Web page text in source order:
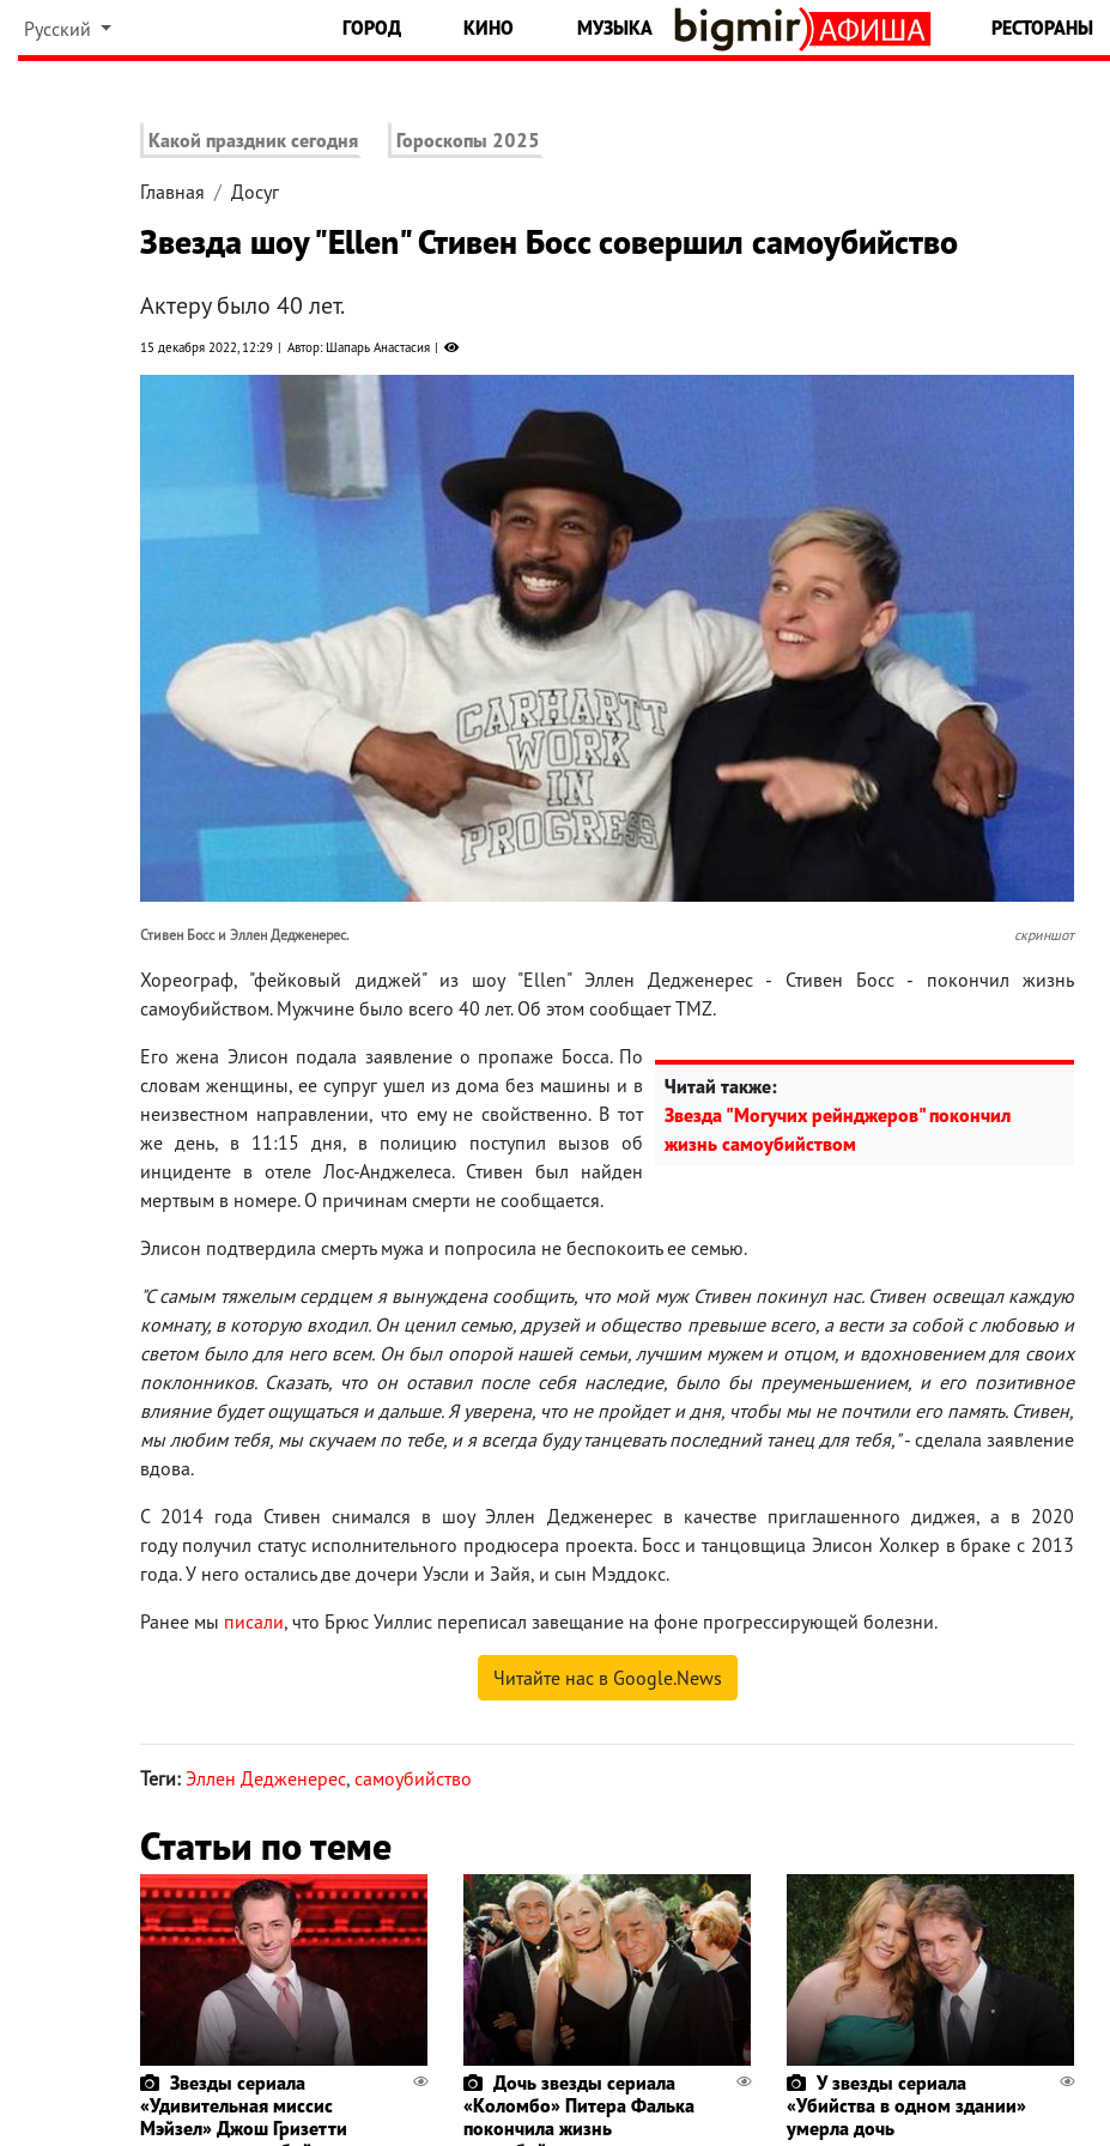
Русский ГОРОД КИНО МУЗЫКА РЕСТОРАНЫ
Какой праздник сегодня Гороскопы 2025
Главная Досуг
Звезда шоу "Ellen" Стивен Босс совершил самоубийство
Актеру было 40 лет.
15 декабря 2022, 12:29 Автор: Шапарь Анастасия
Стивен Босс и Эллен Дедженерес. скриншот
Хореограф, "фейковый диджей" из шоу "Ellen" Эллен Дедженерес - Стивен Босс - покончил жизнь
самоубийством. Мужчине было всего 40 лет. Об этом сообщает TMZ.
Читай также:
Звезда "Могучих рейнджеров" покончил
жизнь самоубийством
Его жена Элисон подала заявление о пропаже Босса. По
словам женщины, ее супруг ушел из дома без машины и в
неизвестном направлении, что ему не свойственно. В тот
же день, в 11:15 дня, в полицию поступил вызов об
инциденте в отеле Лос-Анджелеса. Стивен был найден
мертвым в номере. О причинам смерти не сообщается.
Элисон подтвердила смерть мужа и попросила не беспокоить ее семью.
"С самым тяжелым сердцем я вынуждена сообщить, что мой муж Стивен покинул нас. Стивен освещал каждую
комнату, в которую входил. Он ценил семью, друзей и общество превыше всего, а вести за собой с любовью и
светом было для него всем. Он был опорой нашей семьи, лучшим мужем и отцом, и вдохновением для своих
поклонников. Сказать, что он оставил после себя наследие, было бы преуменьшением, и его позитивное
влияние будет ощущаться и дальше. Я уверена, что не пройдет и дня, чтобы мы не почтили его память. Стивен,
мы любим тебя, мы скучаем по тебе, и я всегда буду танцевать последний танец для тебя,"- сделала заявление
вдова.
С 2014 года Стивен снимался в шоу Эллен Дедженерес в качестве приглашенного диджея, а в 2020
году получил статус исполнительного продюсера проекта. Босс и танцовщица Элисон Холкер в браке с 2013
года. У него остались две дочери Уэсли и Зайя, и сын Мэддокс.
Ранее мы писали, что Брюс Уиллис переписал завещание на фоне прогрессирующей болезни.
Читайте нас в Google.News
Теги: Эллен Дедженерес, самоубийство
Статьи по теме
Звезды сериала
«Удивительная миссис
Мэйзел» Джош Гризетти
Дочь звезды сериала
«Коломбо» Питера Фалька
покончила жизнь
У звезды сериала
«Убийства в одном здании»
умерла дочь